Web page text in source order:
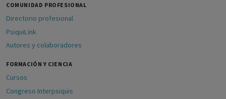
COMUNIDAD PROFESIONAL
Directorio profesional
PsiquiLink
Autores y colaboradores
FORMACIÓN Y CIENCIA
Cursos
Congreso Interpsiquis